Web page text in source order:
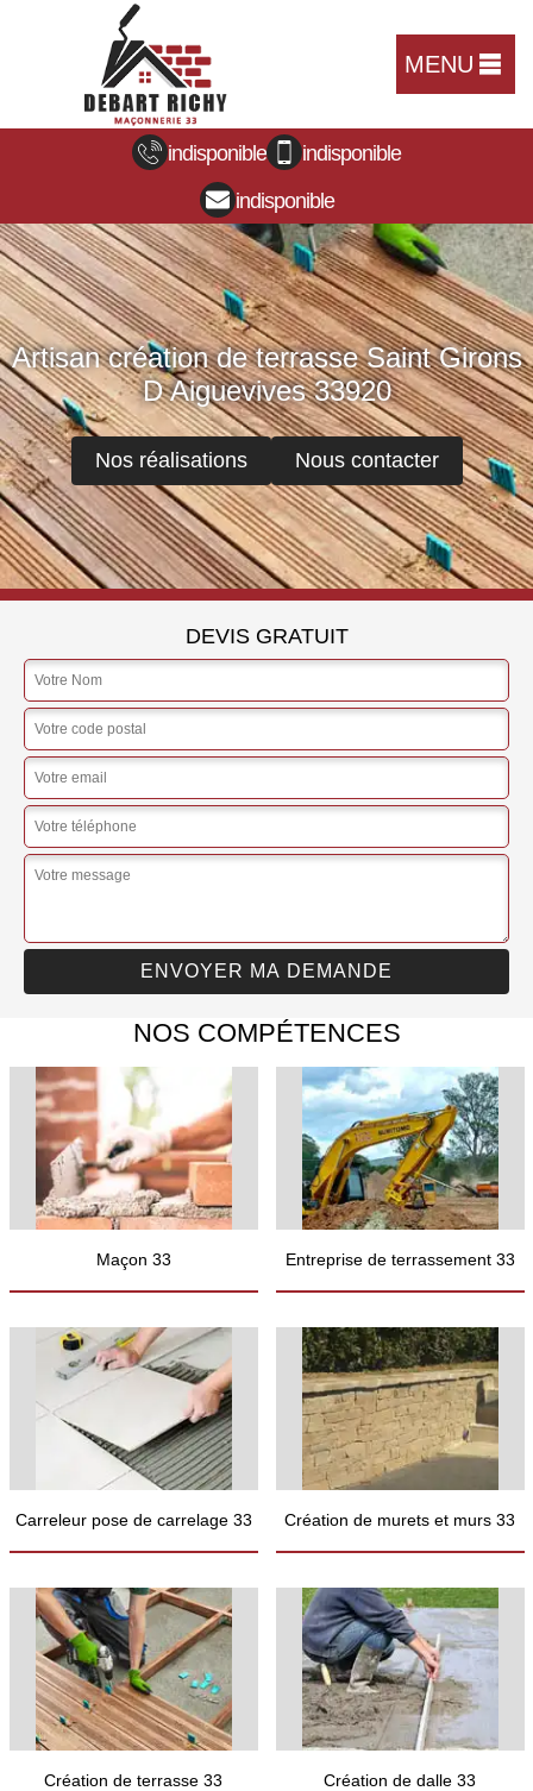
MENU
indisponible
indisponible
indisponible
Artisan création de terrasse Saint Girons
D Aiguevives 33920
Nos réalisations Nous contacter
DEVIS GRATUIT
NOS COMPÉTENCES
Maçon 33 Entreprise de terrassement 33
Carreleur pose de carrelage 33 Création de murets et murs 33
Création de terrasse 33 Création de dalle 33